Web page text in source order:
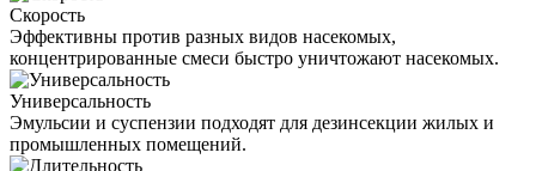
Скорость
Эффективны против разных видов насекомых,
концентрированные смеси быстро уничтожают насекомых.
Универсальность
Эмульсии и суспензии подходят для дезинсекции жилых и
промышленных помещений.